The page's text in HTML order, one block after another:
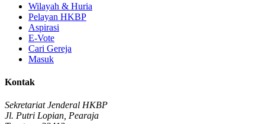
Wilayah & Huria
Pelayan HKBP
Aspirasi
E-Vote
Cari Gereja
Masuk
Kontak
Sekretariat Jenderal HKBP
Jl. Putri Lopian, Pearaja